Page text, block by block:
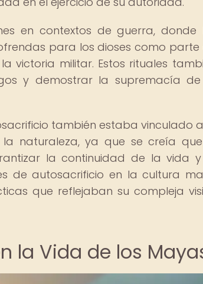
en contextos de guerra, donde
para los dioses como parte
victoria militar. Estos rituales
y demostrar la supremacía
también estaba vinculado
naturaleza, ya que se creía
la continuidad de la vida
de autosacrificio en la cultura
que reflejaban su compleja
la Vida de los